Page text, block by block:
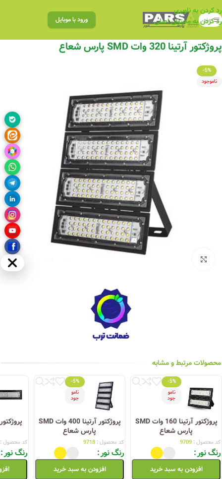
رد کردن به ناوبری
رد کردن به محتوای اصلی
منو ورود با موبایل
پروژکتور آرتینا 320 وات SMD پارس شعاع
-5%
ناموجود
محصولات مرتبط و مشابه
-5%
نامو
جود
پروژکتور آرتینا 160 وات SMD
پارس شعاع
کد محصول : 9709
رنگ نور
افزودن به سبد خرید
-5%
نامو
جود
پروژکتور آرتینا 400 وات SMD
پارس شعاع
کد محصول : 9718
رنگ نور
افزودن به سبد خرید
کد محصول
رنگ نور